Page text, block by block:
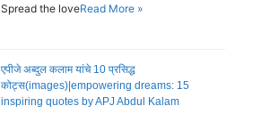
Spread the loveRead More »
एपीजे अब्दुल कलाम यांचे 10 प्रसिद्ध
कोट्स(images)|empowering dreams: 15
inspiring quotes by APJ Abdul Kalam